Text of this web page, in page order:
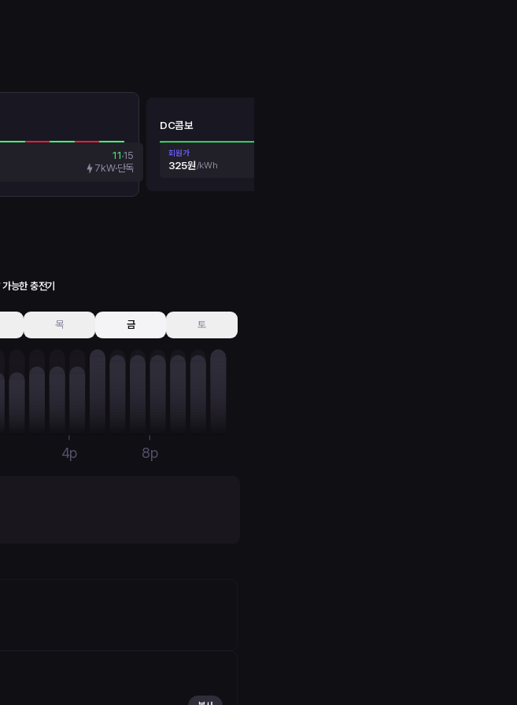
11 15
7kW단독
DC콤보
회원가
325원/kWh
가능한 충전기
목 금 토
4p 8p